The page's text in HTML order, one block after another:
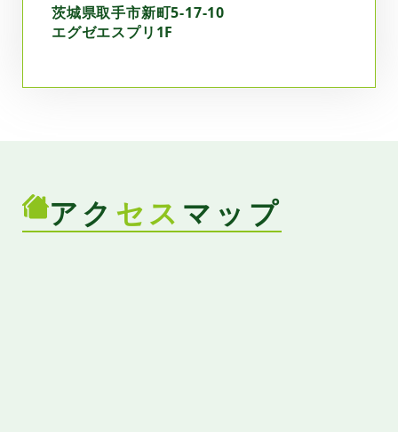
茨城県取手市新町5-17-10
エグゼエスプリ1F
アク セス マップ